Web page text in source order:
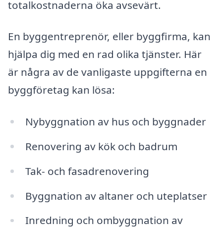
totalkostnaderna öka avsevärt.
En byggentreprenör, eller byggfirma, kan
hjälpa dig med en rad olika tjänster. Här
är några av de vanligaste uppgifterna en
byggföretag kan lösa:
Nybyggnation av hus och byggnader
Renovering av kök och badrum
Tak- och fasadrenovering
Byggnation av altaner och uteplatser
Inredning och ombyggnation av